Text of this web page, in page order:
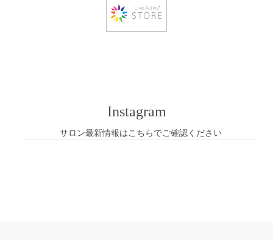
Instagram
サロン最新情報はこちらでご確認ください